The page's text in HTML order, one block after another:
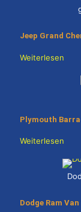
Jeep Grand
Weiterlesen
Plymouth
Weiterlesen
Dodge Ram Van